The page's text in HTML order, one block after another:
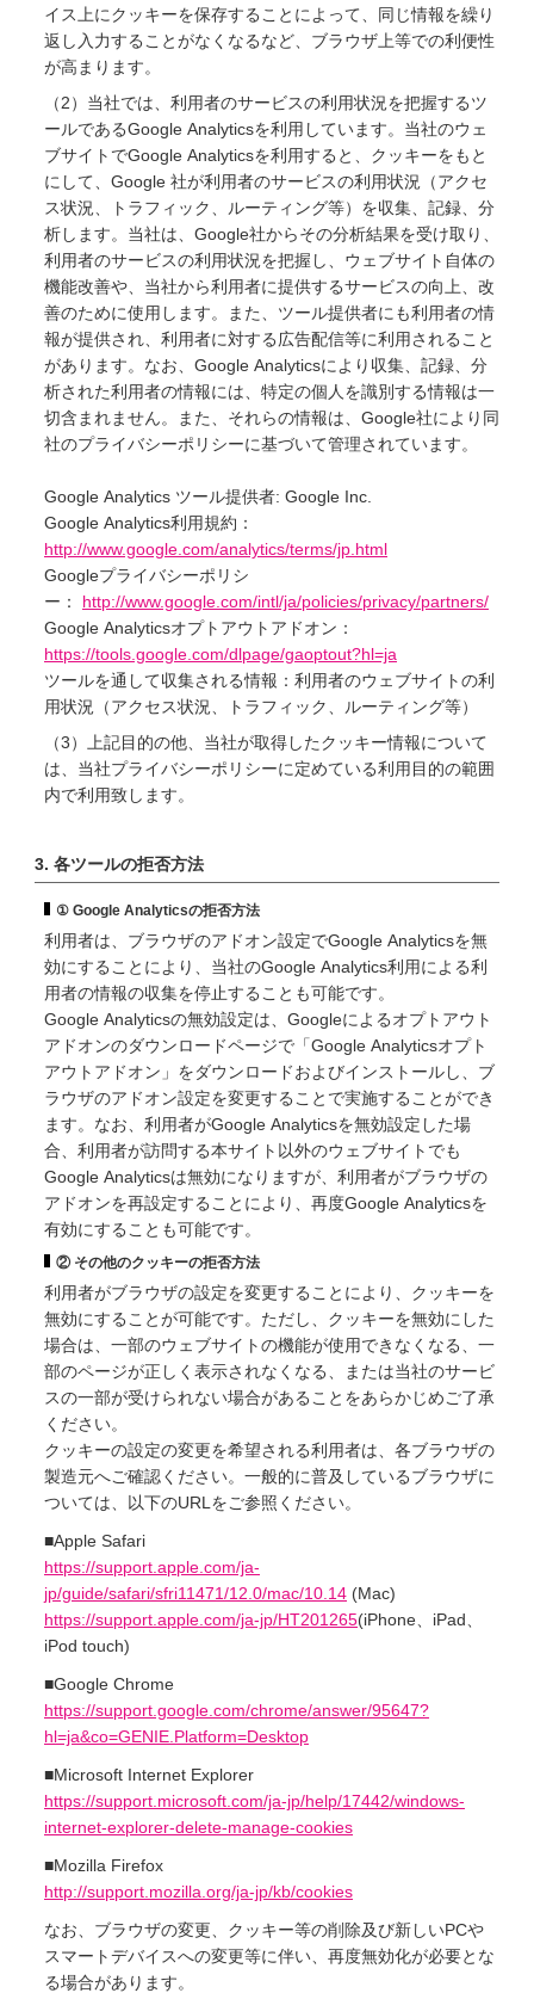
イス上にクッキーを保存することによって、同じ情報を繰り
返し入力することがなくなるなど、ブラウザ上等での利便性
が高まります。
（2）当社では、利用者のサービスの利用状況を把握するツ
ールであるGoogle Analyticsを利用しています。当社のウェ
ブサイトでGoogle Analyticsを利用すると、クッキーをもと
にして、Google 社が利用者のサービスの利用状況（アクセ
ス状況、トラフィック、ルーティング等）を収集、記録、分
析します。当社は、Google社からその分析結果を受け取り、
利用者のサービスの利用状況を把握し、ウェブサイト自体の
機能改善や、当社から利用者に提供するサービスの向上、改
善のために使用します。また、ツール提供者にも利用者の情
報が提供され、利用者に対する広告配信等に利用されること
があります。なお、Google Analyticsにより収集、記録、分
析された利用者の情報には、特定の個人を識別する情報は一
切含まれません。また、それらの情報は、Google社により同
社のプライバシーポリシーに基づいて管理されています。
Google Analytics ツール提供者: Google Inc.
Google Analytics利用規約：
http://www.google.com/analytics/terms/jp.html
Googleプライバシーポリシ
ー： http://www.google.com/intl/ja/policies/privacy/partners/
Google Analyticsオプトアウトアドオン：
https://tools.google.com/dlpage/gaoptout?hl=ja
ツールを通して収集される情報：利用者のウェブサイトの利
用状況（アクセス状況、トラフィック、ルーティング等）
（3）上記目的の他、当社が取得したクッキー情報について
は、当社プライバシーポリシーに定めている利用目的の範囲
内で利用致します。
3. 各ツールの拒否方法
① Google Analyticsの拒否方法
利用者は、ブラウザのアドオン設定でGoogle Analyticsを無
効にすることにより、当社のGoogle Analytics利用による利
用者の情報の収集を停止することも可能です。
Google Analyticsの無効設定は、Googleによるオプトアウト
アドオンのダウンロードページで「Google Analyticsオプト
アウトアドオン」をダウンロードおよびインストールし、ブ
ラウザのアドオン設定を変更することで実施することができ
ます。なお、利用者がGoogle Analyticsを無効設定した場
合、利用者が訪問する本サイト以外のウェブサイトでも
Google Analyticsは無効になりますが、利用者がブラウザの
アドオンを再設定することにより、再度Google Analyticsを
有効にすることも可能です。
② その他のクッキーの拒否方法
利用者がブラウザの設定を変更することにより、クッキーを
無効にすることが可能です。ただし、クッキーを無効にした
場合は、一部のウェブサイトの機能が使用できなくなる、一
部のページが正しく表示されなくなる、または当社のサービ
スの一部が受けられない場合があることをあらかじめご了承
ください。
クッキーの設定の変更を希望される利用者は、各ブラウザの
製造元へご確認ください。一般的に普及しているブラウザに
ついては、以下のURLをご参照ください。
■Apple Safari
https://support.apple.com/ja-
jp/guide/safari/sfri11471/12.0/mac/10.14 (Mac)
https://support.apple.com/ja-jp/HT201265(iPhone、iPad、
iPod touch)
■Google Chrome
https://support.google.com/chrome/answer/95647?
hl=ja&co=GENIE.Platform=Desktop
■Microsoft Internet Explorer
https://support.microsoft.com/ja-jp/help/17442/windows-
internet-explorer-delete-manage-cookies
■Mozilla Firefox
http://support.mozilla.org/ja-jp/kb/cookies
なお、ブラウザの変更、クッキー等の削除及び新しいPCや
スマートデバイスへの変更等に伴い、再度無効化が必要とな
る場合があります。